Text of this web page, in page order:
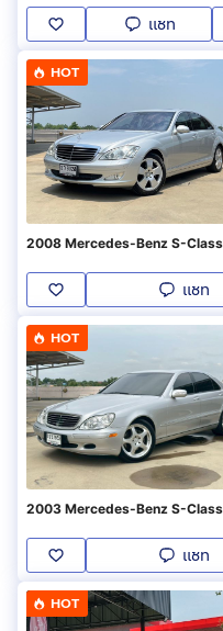
แชท
HOT
2008 Mercedes-Benz S-
แชท
HOT
2003 Mercedes-Benz S-
แชท
HOT